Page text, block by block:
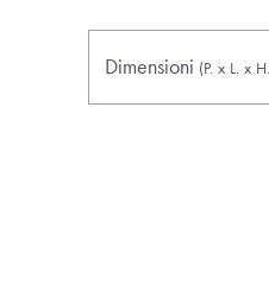
Dimensioni (P. x L. x H.